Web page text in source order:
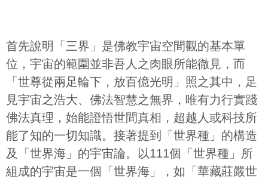
首先說明「三界」是佛教宇宙空間觀的基本單
位，宇宙的範圍並非吾人之肉眼所能徹見，而
「世尊從兩足輪下，放百億光明」照之其中，足
見宇宙之浩大、佛法智慧之無界，唯有力行實踐
佛法真理，始能證悟世間真相，超越人或科技所
能了知的一切知識。接著提到「世界種」的構造
及「世界海」的宇宙論。以111個「世界種」所
組成的宇宙是一個「世界海」，如「華藏莊嚴世